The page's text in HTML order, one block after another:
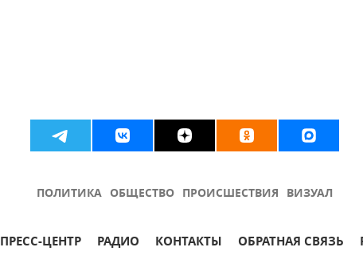
ПОЛИТИКА ОБЩЕСТВО ПРОИСШЕСТВИЯ ВИЗУАЛ
ПРЕСС-ЦЕНТР РАДИО КОНТАКТЫ ОБРАТНАЯ СВЯЗЬ